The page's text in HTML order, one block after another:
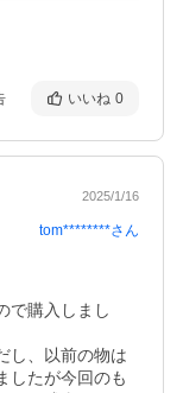
いいね 0
2025/1/16
tom********さん
で購入しまし
し、以前の物は
したが今回のも